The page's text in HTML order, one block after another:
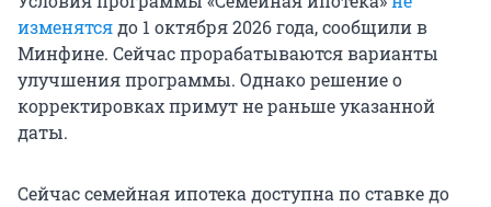
изменятсядо 1 октября 2026 года, сообщили в
Минфине. Сейчас прорабатываются варианты
улучшения программы. Однако решение о
корректировках примут не раньше указанной
даты.
Сейчас семейная ипотека доступна по ставке до